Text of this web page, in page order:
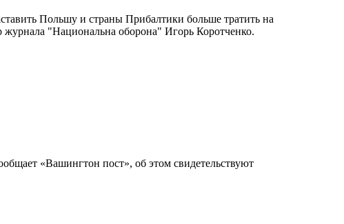
Польшу и страны Прибалтики больше тратить на
"Национальна оборона" Игорь Коротченко.
«Вашингтон пост», об этом свидетельствуют